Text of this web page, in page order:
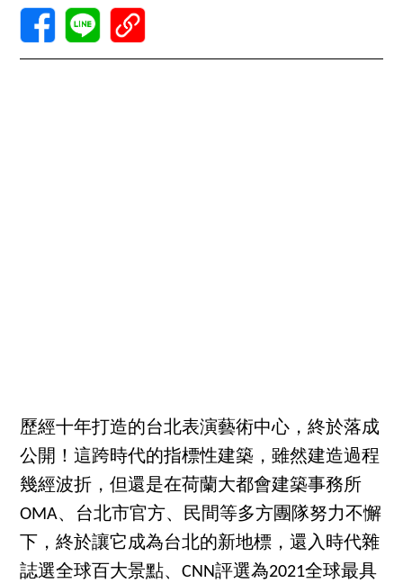
歷經十年打造的台北表演藝術中心，終於落成
公開！這跨時代的指標性建築，雖然建造過程
幾經波折，但還是在荷蘭大都會建築事務所
OMA、台北市官方、民間等多方團隊努力不懈
下，終於讓它成為台北的新地標，還入時代雜
誌選全球百大景點、CNN評選為2021全球最具